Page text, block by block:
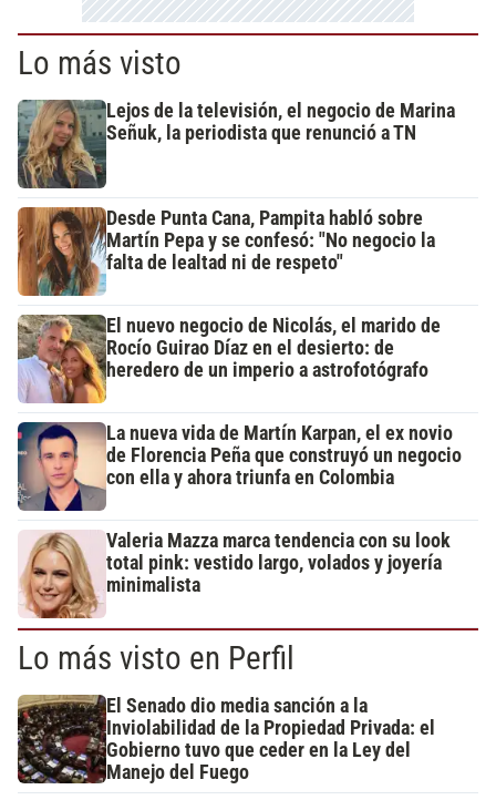
Lo más visto
Lejos de la televisión, el negocio de Marina
Señuk, la periodista que renunció a TN
Desde Punta Cana, Pampita habló sobre
Martín Pepa y se confesó: "No negocio la
falta de lealtad ni de respeto"
El nuevo negocio de Nicolás, el marido de
Rocío Guirao Díaz en el desierto: de
heredero de un imperio a astrofotógrafo
La nueva vida de Martín Karpan, el ex novio
de Florencia Peña que construyó un negocio
con ella y ahora triunfa en Colombia
Valeria Mazza marca tendencia con su look
total pink: vestido largo, volados y joyería
minimalista
Lo más visto en Perfil
El Senado dio media sanción a la
Inviolabilidad de la Propiedad Privada: el
Gobierno tuvo que ceder en la Ley del
Manejo del Fuego